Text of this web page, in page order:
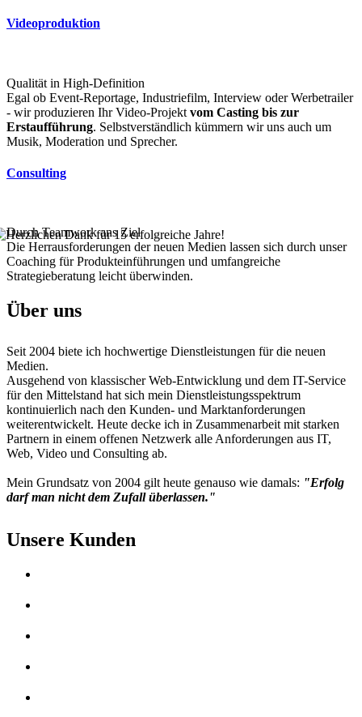
Videoproduktion
Qualität in High-Definition
Egal ob Event-Reportage, Industriefilm, Interview oder Werbetrailer
- wir produzieren Ihr Video-Projekt vom Casting bis zur
Erstaufführung. Selbstverständlich kümmern wir uns auch um
Musik, Moderation und Sprecher.
Consulting
Durch Teamwork ans Ziel
Die Herrausforderungen der neuen Medien lassen sich durch unser
Coaching für Produkteinführungen und umfangreiche
Strategieberatung leicht überwinden.
Über uns
Seit 2004 biete ich hochwertige Dienstleistungen für die neuen
Medien.
Ausgehend von klassischer Web-Entwicklung und dem IT-Service
für den Mittelstand hat sich mein Dienstleistungsspektrum
kontinuierlich nach den Kunden- und Marktanforderungen
weiterentwickelt. Heute decke ich in Zusammenarbeit mit starken
Partnern in einem offenen Netzwerk alle Anforderungen aus IT,
Web, Video und Consulting ab.
Mein Grundsatz von 2004 gilt heute genauso wie damals: "Erfolg
darf man nicht dem Zufall überlassen."
Unsere Kunden